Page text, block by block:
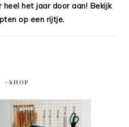
het jaar door aan! Bekijk
op een rijtje.
#SHOP